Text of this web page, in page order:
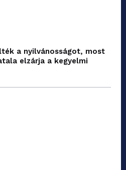
a nyilvánosságot, most
elzárja a kegyelmi